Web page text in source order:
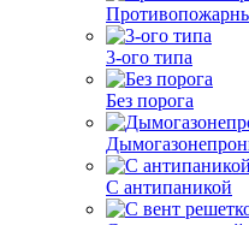
3-ого типа
Без порога
С антипаникой